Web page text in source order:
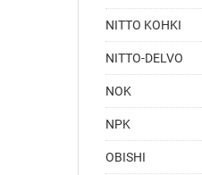
NITTO KOHKI
NITTO-DELVO
NOK
NPK
OBISHI